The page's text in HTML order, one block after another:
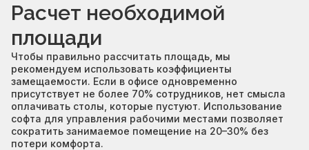
Расчет необходимой
площади
Чтобы правильно рассчитать площадь, мы
рекомендуем использовать коэффициенты
замещаемости. Если в офисе одновременно
присутствует не более 70% сотрудников, нет смысла
оплачивать столы, которые пустуют. Использование
софта для управления рабочими местами позволяет
сократить занимаемое помещение на 20–30% без
потери комфорта.